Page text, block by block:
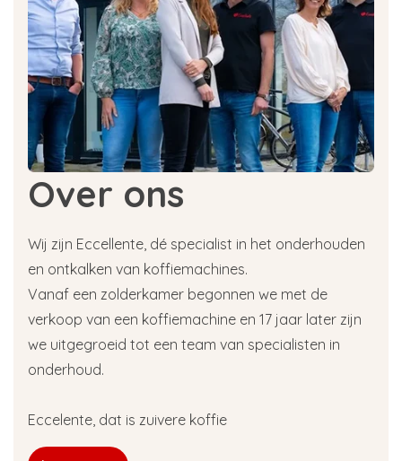
Over ons
Wij zijn Eccellente, dé specialist in het onderhouden
en ontkalken van koffiemachines.
Vanaf een zolderkamer begonnen we met de
verkoop van een koffiemachine en 17 jaar later zijn
we uitgegroeid tot een team van specialisten in
onderhoud.
Eccelente, dat is zuivere koffie